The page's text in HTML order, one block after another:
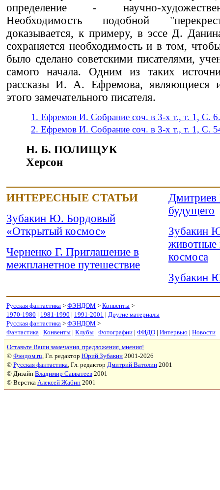
определение - научно-
Необходимость подобной
доказывается, к примеру, в эссе Д.
сохраняется необходимость и в том,
было сделано советскими писателями,
самого начала. Одним из таких
рассказы И. А. Ефремова, являющиеся
этого замечательного писателя.
1. Ефремов И. Собрание соч. в 3-х т., т. 1, С. 6.
2. Ефремов И. Собрание соч. в 3-х т., т. 1, С.
Н. Б. ПОЛИЩУК
Херсон
ИНТЕРЕСНЫЕ СТАТЬИ
Зубакин Ю. Бордовый
«Открытый космос»
Черненко Г. Приглашение в
межпланетное путешествие
Дмитриев
будущего
Зубакин
животные
космоса
Зубакин
Русская фантастика > ФЭНДОМ > Конвенты >
1970-1980 | 1981-1990 | 1991-2001 | Другие материалы
Русская фантастика > ФЭНДОМ >
Фантастика | Конвенты | Клубы | Фотографии | ФИДО | Интервью | Новости
Оставьте Ваши замечания, предложения, мнения!
© Фэндом.ru, Гл. редактор Юрий Зубакин 2001-2026
© Русская фантастика, Гл. редактор Дмитрий Ватолин 2001
© Дизайн Владимир Савватеев 2001
© Верстка Алексей Жабин 2001